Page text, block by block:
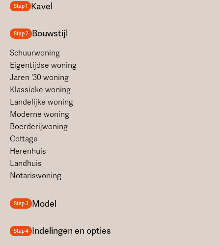
Stap 1 Kavel
Stap 2 Bouwstijl
Schuurwoning
Eigentijdse woning
Jaren '30 woning
Klassieke woning
Landelijke woning
Moderne woning
Boerderijwoning
Cottage
Herenhuis
Landhuis
Notariswoning
Stap 3 Model
Stap 4 Indelingen en opties